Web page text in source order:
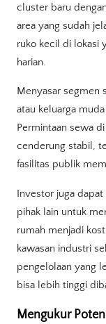
cluster baru
area yang sudah
ruko kecil di lokasi
harian.
Menyasar segmen
atau keluarga
Permintaan sewa
cenderung stabil,
fasilitas publik
Investor juga
pihak lain untuk
rumah menjadi
kawasan industri
pengelolaan yang
bisa lebih tinggi
Mengukur